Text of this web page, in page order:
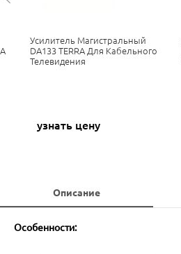
Усилитель Магистральный
DA133 TERRA Для Кабельного
Телевидения
узнать цену
Описание
Особенности: